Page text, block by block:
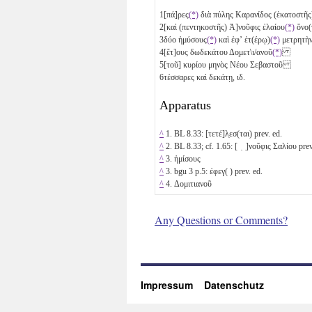
1 [πά]ρες(*) διὰ πύλης Καρανίδος
2[καὶ (πεντηκοστῆς) Ἀ]νοῦφις ἐλαίου(*)
3δύο ἡμύσους(*) καὶ ἐφʼ ἑτ(έρῳ)(*) μετρητὴν
4[ἔτ]ους δωδεκάτου Δο̣μετ\ι/ανοῦ(*)
5[τοῦ] κυρίου μηνὸς Νέου Σεβαστοῦ
6τέσσαρες καὶ δεκάτῃ, ιδ
Apparatus
^ 1. BL 8.33: [τετέ]λ̣εσ(ται) prev. ed.
^ 2. BL 8.33; cf. 1.65: [ ̣ ̣]νοῦφις Σαλίου
^ 3. ἡμίσους
^ 3. bgu 3 p.5: ἐφεγ( ) prev. ed.
^ 4. Δομιτιανοῦ
Any Questions or Comments?
Impressum Datenschutz